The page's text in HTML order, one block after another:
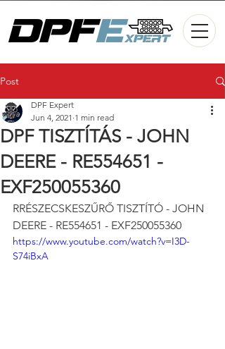
Post
DPF TISZTÍTÁS - JOHN
DEERE - RE554651 -
EXF250055360
DPF Expert
Jun 4, 2021 1 min read
RRÉSZECSKESZŰRŐ TISZTÍTÓ - JOHN
DEERE - RE554651 - EXF250055360
https://www.youtube.com/watch?v=I3D-
S74iBxA